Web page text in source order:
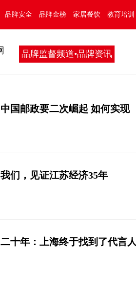
品牌安全 品牌金榜 家居餐饮 教育培训
品牌监督频道•品牌资讯
中国邮政要二次崛起 如何实现
我们，见证江苏经济35年
二十年：上海终于找到了代言人